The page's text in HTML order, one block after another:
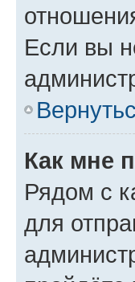
Если вы
Как мне
Рядом с
для